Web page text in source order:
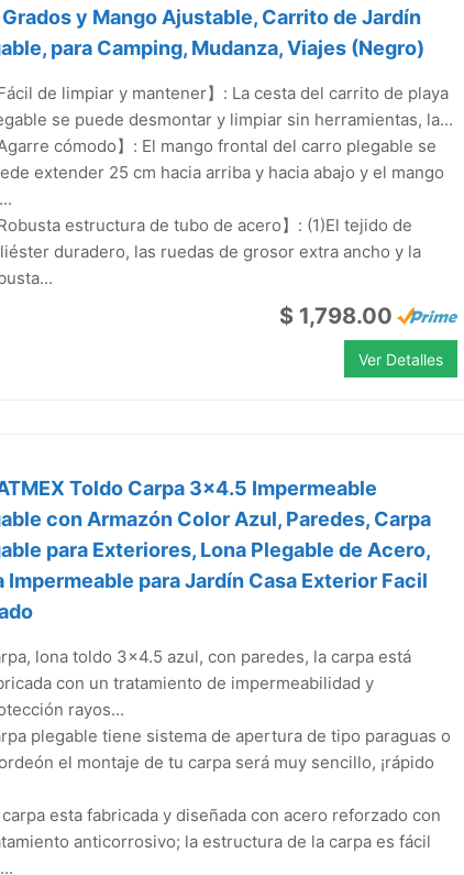
y Mango Ajustable, Carrito de Jardín
para Camping, Mudanza, Viajes (Negro)
Fácil de limpiar y mantener】: La cesta del carrito de playa
se puede desmontar y limpiar sin herramientas, la...
Agarre cómodo】: El mango frontal del carro plegable se
extender 25 cm hacia arriba y hacia abajo y el mango
Robusta estructura de tubo de acero】: (1)El tejido de
duradero, las ruedas de grosor extra ancho y la
$ 1,798.00
Ver Detalles
Toldo Carpa 3x4.5 Impermeable
con Armazón Color Azul, Paredes, Carpa
para Exteriores, Lona Plegable de Acero,
Impermeable para Jardín Casa Exterior Facil
lona toldo 3x4.5 azul, con paredes, la carpa está
con un tratamiento de impermeabilidad y
rayos...
plegable tiene sistema de apertura de tipo paraguas o
el montaje de tu carpa será muy sencillo, ¡rápido
carpa esta fabricada y diseñada con acero reforzado con
anticorrosivo; la estructura de la carpa es fácil